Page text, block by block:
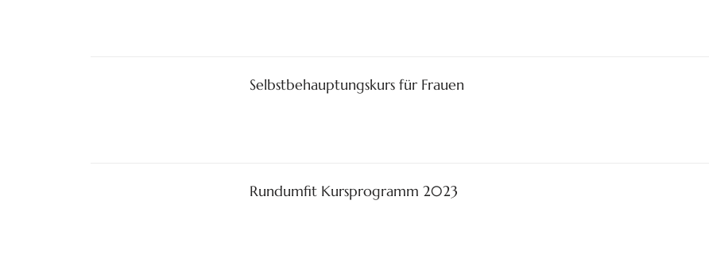
Selbstbehauptungskurs für Frauen
Rundumfit Kursprogramm 2023